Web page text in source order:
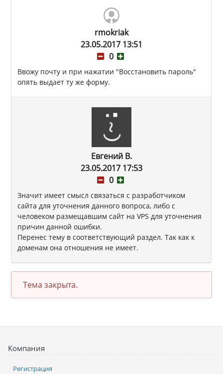
rmokriak
23.05.2017 13:51
0
Ввожу почту и при нажатии "Восстановить пароль"
опять выдает ту же форму.
Евгений В.
23.05.2017 17:53
0
Значит имеет смысл связаться с разработчиком
сайта для уточнения данного вопроса, либо с
человеком размещавшим сайт на VPS для уточнения
причин данной ошибки.
Перенес тему в соответствующий раздел. Так как к
доменам она отношения не имеет.
Тема закрыта.
Компания
Регистрация